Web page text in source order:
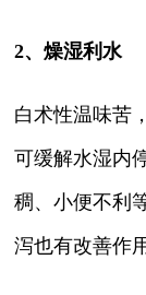
2、燥湿利水
白术性温味苦
可缓解水湿内
稠、小便不利
泻也有改善作